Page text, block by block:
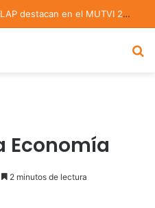
Estudiantes STEM de la UDLAP destacan en el MUTVI 2026
Economía
2 minutos de lectura